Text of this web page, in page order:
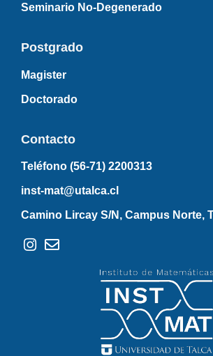
Seminario No-Degenerado
Postgrado
Magister
Doctorado
Contacto
Teléfono (56-71) 2200313
inst-mat@utalca.cl
Camino Lircay S/N, Campus Norte,